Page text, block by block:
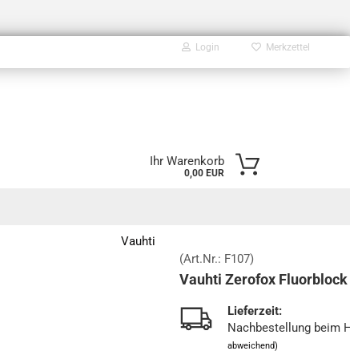
Login Merkzettel
Ihr Warenkorb
0,00 EUR
Vauhti
(Art.Nr.: F107)
Vauhti Zerofox Fluorblock
Lieferzeit:
Nachbestellung beim
abweichend)